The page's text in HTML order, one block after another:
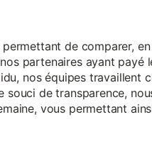
de comparer,
partenaires ayant
nos équipes
souci de transparence,
vous permettant